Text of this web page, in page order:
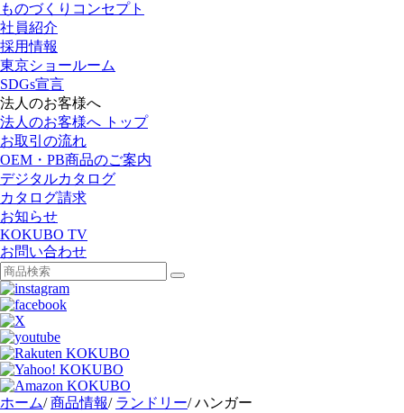
ものづくりコンセプト
社員紹介
採用情報
東京ショールーム
SDGs宣言
法人のお客様へ
法人のお客様へ トップ
お取引の流れ
OEM・PB商品のご案内
デジタルカタログ
カタログ請求
お知らせ
KOKUBO TV
お問い合わせ
ホーム/ 商品情報/ ランドリー/ ハンガー